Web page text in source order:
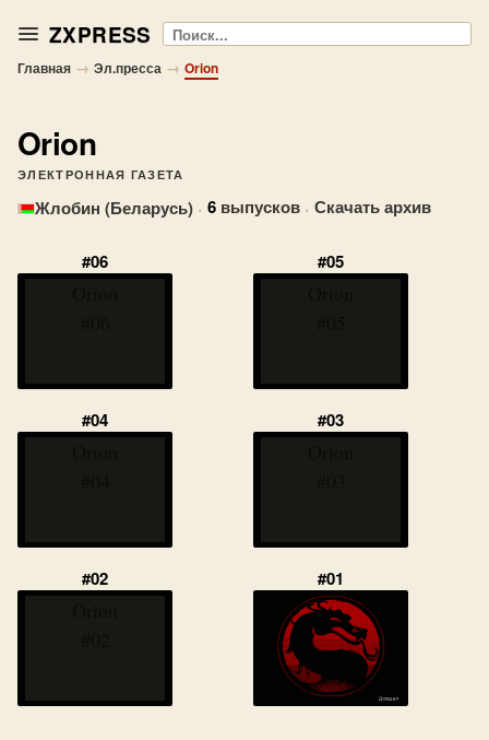
ZXPRESS Поиск
Главная → Эл.пресса → Orion
Orion
ЭЛЕКТРОННАЯ ГАЗЕТА
Жлобин (Беларусь) · 6 выпусков · Скачать архив
#06 #05
#04 #03
#02 #01